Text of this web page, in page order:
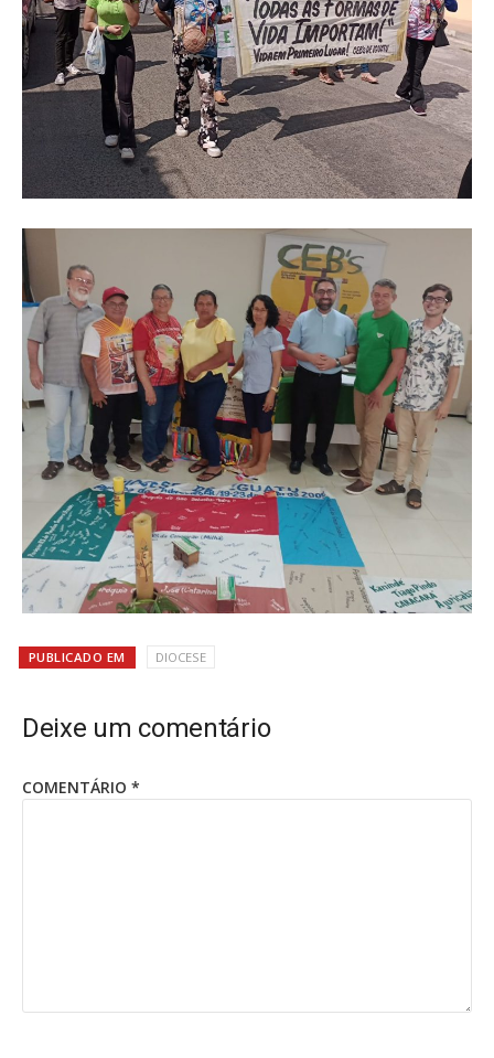
PUBLICADO EM DIOCESE
Deixe um comentário
COMENTÁRIO *